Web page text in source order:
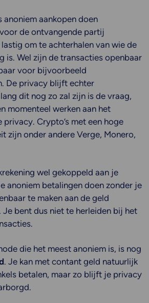
anoniem aankopen doen
de ontvangende partij
om te achterhalen van wie de
is. Wel zijn de transacties openbaar
voor bijvoorbeeld
De privacy blijft echter
dit nog zo zal zijn is de vraag,
momenteel werken aan het
privacy. Crypto’s met een hoge
zijn onder andere Verge, Monero,
wel gekoppeld aan je
anoniem betalingen doen zonder je
te maken aan de geld
bent dus niet te herleiden bij het
die het meest anoniem is, is nog
. Je kan met contant geld natuurlijk
betalen, maar zo blijft je privacy